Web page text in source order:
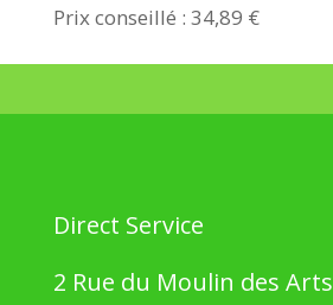
Prix conseillé : 34,89 €
Direct Service
2 Rue du Moulin des Arts